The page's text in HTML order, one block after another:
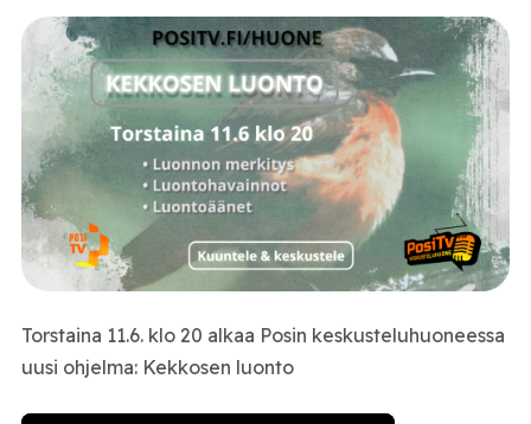
Torstaina 11.6. klo 20 alkaa Posin keskusteluhuoneessa
uusi ohjelma: Kekkosen luonto